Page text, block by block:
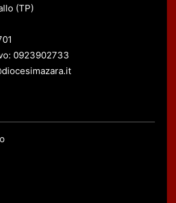
(TP)
0923902733